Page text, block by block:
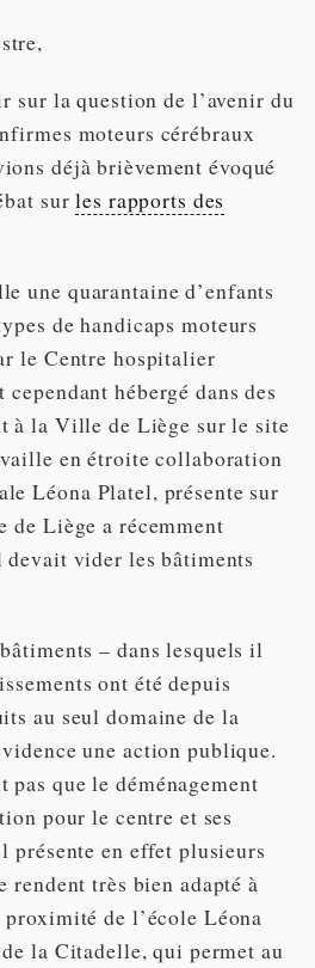
sur la question de l’avenir du
moteurs cérébraux
déjà brièvement évoqué
surles rapports des
une quarantaine d’enfants
de handicaps moteurs
le Centre hospitalier
hébergé dans des
à la Ville de Liège sur le site
en étroite collaboration
Léona Platel, présente sur
Liège a récemment
vider les bâtiments
– dans lesquels il
ont été depuis
au seul domaine de la
une action publique.
pas que le déménagement
pour le centre et ses
présente en effet plusieurs
très bien adapté à
de l’école Léona
la Citadelle, qui permet au